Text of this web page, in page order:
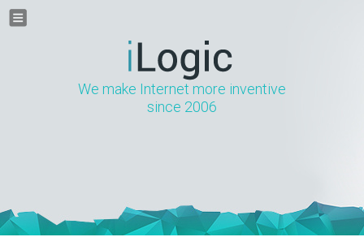
We make Internet more inventive
since 2006